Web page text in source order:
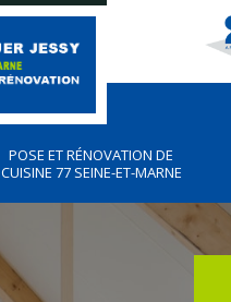
POSE ET RÉNOVATION DE
CUISINE 77 SEINE-ET-MARNE